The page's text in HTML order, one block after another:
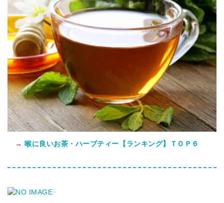
→ 喉に良いお茶・ハーブティー【ランキング】ＴＯＰ６